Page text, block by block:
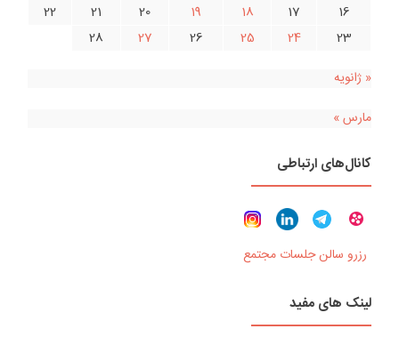
16
17
18
19
20
21
22
23
24
25
26
27
28
« ژانویه
مارس »
کانال‌های ارتباطی
رزرو سالن جلسات مجتمع
لینک های مفید